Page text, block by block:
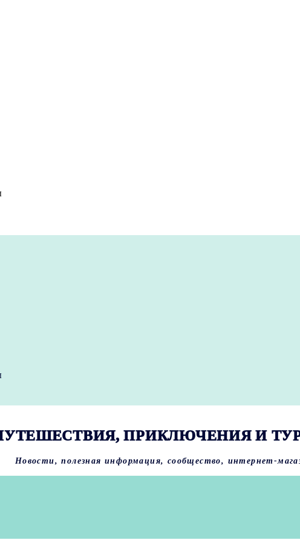
ПРИКЛЮЧЕНИЯ И
Новости, полезная информация, сообщество, интернет-